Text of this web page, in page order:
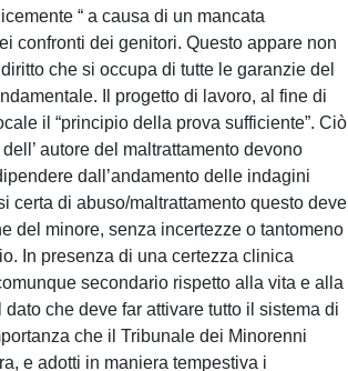
“ a causa di un mancata
confronti dei genitori. Questo appare non
che si occupa di tutte le garanzie del
Il progetto di lavoro, al fine di
il “principio della prova sufficiente”. Ciò
autore del maltrattamento devono
dall’andamento delle indagini
certa di abuso/maltrattamento questo deve
del minore, senza incertezze o tantomeno
In presenza di una certezza clinica
secondario rispetto alla vita e alla
che deve far attivare tutto il sistema di
che il Tribunale dei Minorenni
e adotti in maniera tempestiva i